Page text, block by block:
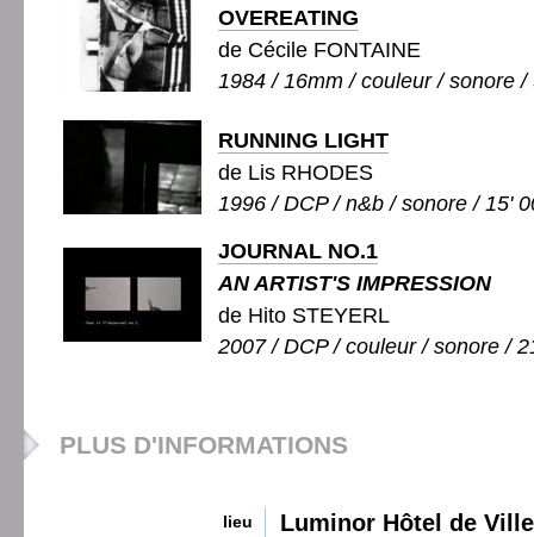
OVEREATING
de Cécile FONTAINE
1984 / 16mm / couleur / sonore /
RUNNING LIGHT
de Lis RHODES
1996 / DCP / n&b / sonore / 15'
JOURNAL NO.1
AN ARTIST'S IMPRESSION
de Hito STEYERL
2007 / DCP / couleur / sonore /
PLUS D'INFORMATIONS
lieu
Luminor Hôtel de Ville